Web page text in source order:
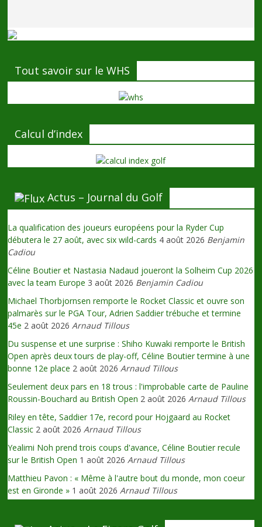
Tout savoir sur le WHS
Calcul d’index
Actus – Journal du Golf
La qualification des joueurs européens pour la Ryder Cup
débutera le 27 août, avec six wild-cards 4 août 2026 Benjamin
Cadiou
Céline Boutier et Nastasia Nadaud joueront la Solheim Cup 2026
avec la team Europe 3 août 2026 Benjamin Cadiou
Michael Thorbjornsen remporte le Rocket Classic et ouvre son
palmarès sur le PGA Tour, Adrien Saddier trébuche et termine
45e 2 août 2026 Arnaud Tillous
Du suspense et une surprise : Shiho Kuwaki remporte le British
Open après deux tours de play-off, Céline Boutier termine à une
bonne 12e place 2 août 2026 Arnaud Tillous
Seulement deux pars en 18 trous : l'improbable carte de Pauline
Roussin-Bouchard au British Open 2 août 2026 Arnaud Tillous
Riley en tête, Saddier 17e, record pour Hojgaard au Rocket
Classic 2 août 2026 Arnaud Tillous
Yealimi Noh prend trois coups d'avance, Céline Boutier recule
sur le British Open 1 août 2026 Arnaud Tillous
Matthieu Pavon : « Même à l'autre bout du monde, mon coeur
est en Gironde » 1 août 2026 Arnaud Tillous